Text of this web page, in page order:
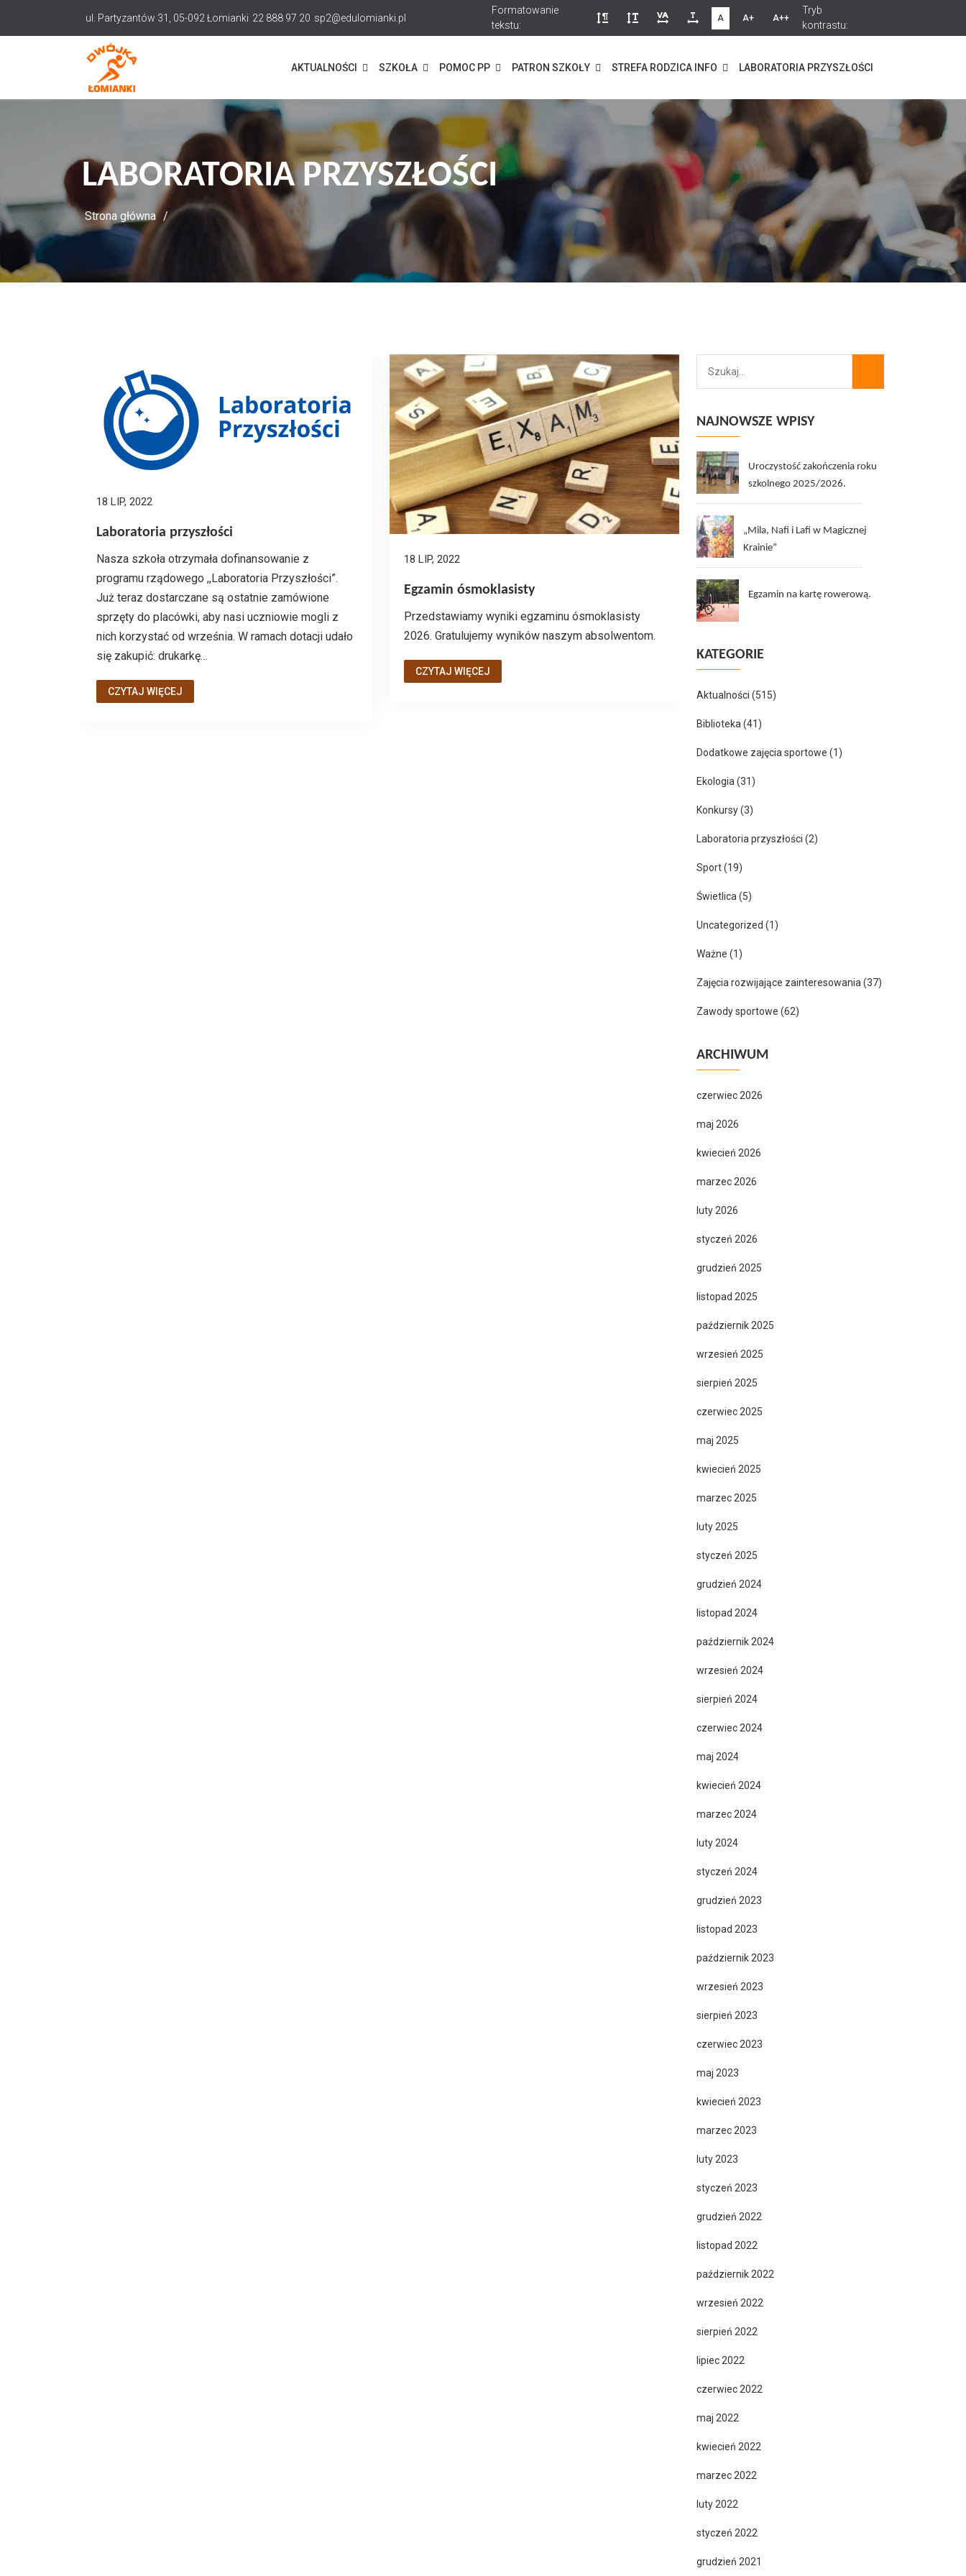
ul. Partyzantów 31, 05-092 Łomianki 22 888 97 20 sp2@edulomianki.pl
Formatowanie
tekstu:
A A+ A++
Tryb
kontrastu:
AKTUALNOŚCI SZKOŁA POMOC PP PATRON SZKOŁY STREFA RODZICA INFO LABORATORIA PRZYSZŁOŚCI
LABORATORIA PRZYSZŁOŚCI
Strona główna
18 LIP, 2022
Laboratoria przyszłości
Nasza szkoła otrzymała dofinansowanie z
programu rządowego ,,Laboratoria Przyszłości”.
Już teraz dostarczane są ostatnie zamówione
sprzęty do placówki, aby nasi uczniowie mogli z
nich korzystać od września. W ramach dotacji udało
się zakupić: drukarkę…
CZYTAJ WIĘCEJ
18 LIP, 2022
Egzamin ósmoklasisty
Przedstawiamy wyniki egzaminu ósmoklasisty
2026. Gratulujemy wyników naszym absolwentom.
CZYTAJ WIĘCEJ
NAJNOWSZE WPISY
Uroczystość zakończenia roku
szkolnego 2025/2026.
„Mila, Nafi i Lafi w Magicznej
Krainie”
Egzamin na kartę rowerową.
KATEGORIE
Aktualności (515)
Biblioteka (41)
Dodatkowe zajęcia sportowe (1)
Ekologia (31)
Konkursy(3)
Laboratoria przyszłości (2)
Sport(19)
Świetlica (5)
Uncategorized (1)
Ważne (1)
Zajęcia rozwijające zainteresowania (37)
Zawody sportowe (62)
ARCHIWUM
czerwiec 2026
maj 2026
kwiecień 2026
marzec 2026
luty 2026
styczeń 2026
grudzień 2025
listopad 2025
październik 2025
wrzesień 2025
sierpień 2025
czerwiec 2025
maj 2025
kwiecień 2025
marzec 2025
luty 2025
styczeń 2025
grudzień 2024
listopad 2024
październik 2024
wrzesień 2024
sierpień 2024
czerwiec 2024
maj 2024
kwiecień 2024
marzec 2024
luty 2024
styczeń 2024
grudzień 2023
listopad 2023
październik 2023
wrzesień 2023
sierpień 2023
czerwiec 2023
maj 2023
kwiecień 2023
marzec 2023
luty 2023
styczeń 2023
grudzień 2022
listopad 2022
październik 2022
wrzesień 2022
sierpień 2022
lipiec 2022
czerwiec 2022
maj 2022
kwiecień 2022
marzec 2022
luty 2022
styczeń 2022
grudzień 2021